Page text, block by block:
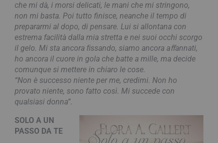
che mi dà, i morsi delicati, le mani che mi stringono,
non mi basta. Poi tutto finisce, neanche il tempo di
prepararmi al dopo, di pensare. Lui si allontana con
estrema facilità dalla mia stretta e nei suoi occhi scorgo
il gelo. Mi sta ancora ﬁssando, siamo ancora aﬀannati,
ho ancora il cuore in gola che batte a mille, ma decide
comunque si mettere in chiaro le cose.
“Non è successo niente per me, credimi. Non ho
provato niente, sono fatto così. Mi succede con
qualsiasi donna”.
SOLO A UN
PASSO DA TE